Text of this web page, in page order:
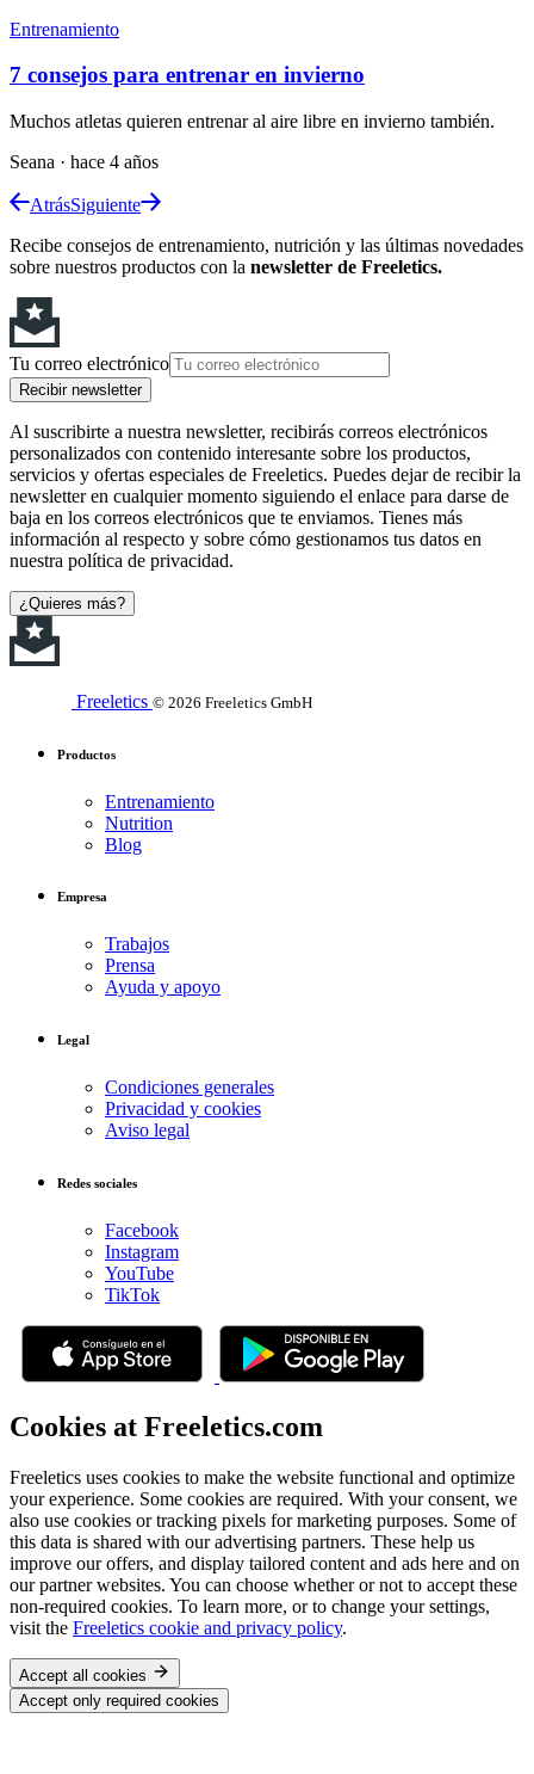
Entrenamiento
7 consejos para entrenar en invierno
Muchos atletas quieren entrenar al aire libre en invierno también.
Seana · hace 4 años
AtrásSiguiente
Recibe consejos de entrenamiento, nutrición y las últimas novedades
sobre nuestros productos con la newsletter de Freeletics.
Tu correo electrónico
Recibir newsletter
Al suscribirte a nuestra newsletter, recibirás correos electrónicos
personalizados con contenido interesante sobre los productos,
servicios y ofertas especiales de Freeletics. Puedes dejar de recibir la
newsletter en cualquier momento siguiendo el enlace para darse de
baja en los correos electrónicos que te enviamos. Tienes más
información al respecto y sobre cómo gestionamos tus datos en
nuestra política de privacidad.
¿Quieres más?
Freeletics © 2026 Freeletics GmbH
Productos
Entrenamiento
Nutrition
Blog
Empresa
Trabajos
Prensa
Ayuda y apoyo
Legal
Condiciones generales
Privacidad y cookies
Aviso legal
Redes sociales
Facebook
Instagram
YouTube
TikTok
Cookies at Freeletics.com
Freeletics uses cookies to make the website functional and optimize
your experience. Some cookies are required. With your consent, we
also use cookies or tracking pixels for marketing purposes. Some of
this data is shared with our advertising partners. These help us
improve our offers, and display tailored content and ads here and on
our partner websites. You can choose whether or not to accept these
non-required cookies. To learn more, or to change your settings,
visit the Freeletics cookie and privacy policy.
Accept all cookies
Accept only required cookies